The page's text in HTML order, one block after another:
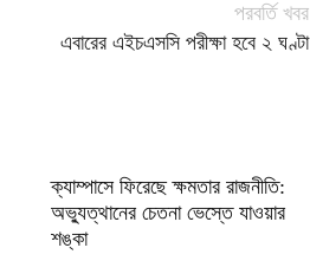
পরবর্তি খবর
এবারের এইচএসসি পরীক্ষা হবে ২ ঘণ্টা
ক্যাম্পাসে ফিরেছে ক্ষমতার রাজনীতি:
অভ্যুত্থানের চেতনা ভেস্তে যাওয়ার
শঙ্কা